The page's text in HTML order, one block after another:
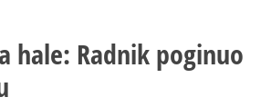
hale: Radnik poginuo